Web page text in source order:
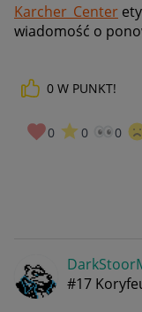
Karcher_Center
wiadomość o
0 W PUNKT!
0 0 0
#17